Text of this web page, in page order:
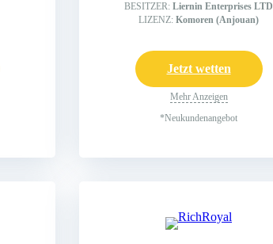
BESITZER: Liernin Enterprises LTD
LIZENZ: Komoren (Anjouan)
Jetzt wetten
Mehr Anzeigen
*Neukundenangebot